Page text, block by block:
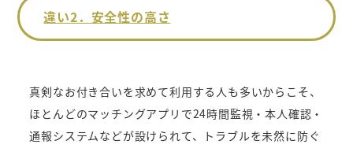
違い2．安全性の高さ
真剣なお付き合いを求めて利用する人も多いからこそ、
ほとんどのマッチングアプリで24時間監視・本人確認・
通報システムなどが設けられて、トラブルを未然に防ぐ